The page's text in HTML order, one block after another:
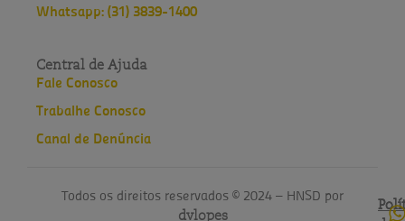
Whatsapp: (31) 3839-1400
Central de Ajuda
Fale Conosco
Trabalhe Conosco
Canal de Denúncia
Todos os direitos reservados © 2024 – HNSD por
dvlopes